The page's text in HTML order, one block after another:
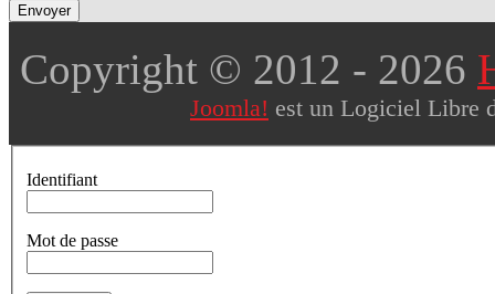
Envoyer
Copyright © 2012 - 2026
Joomla! est un Logiciel Libre
Identifiant
Mot de passe